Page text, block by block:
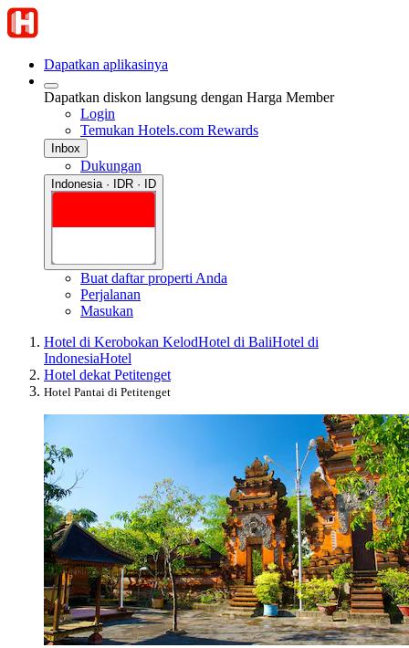
Dapatkan aplikasinya
Dapatkan diskon langsung dengan Harga Member
Login
Temukan Hotels.com Rewards
Inbox
Dukungan
Indonesia · IDR · ID
Buat daftar properti Anda
Perjalanan
Masukan
Hotel di Kerobokan KelodHotel di BaliHotel di
IndonesiaHotel
Hotel dekat Petitenget
Hotel Pantai di Petitenget